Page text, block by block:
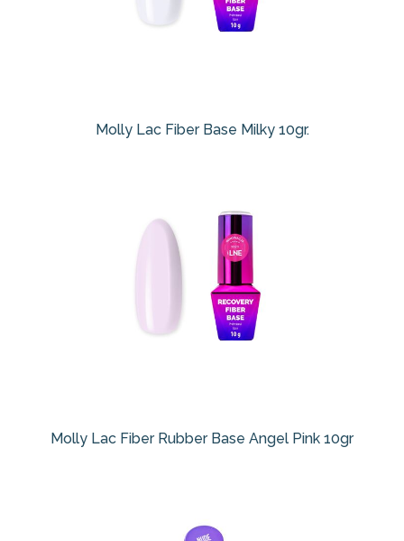
Molly Lac Fiber Base Milky 10gr.
Molly Lac Fiber Rubber Base Angel Pink 10gr